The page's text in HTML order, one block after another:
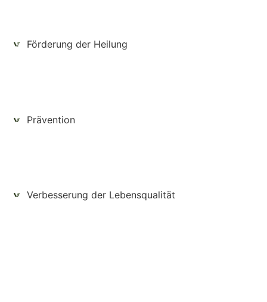
Förderung der Heilung
Prävention
Verbesserung der Lebensqualität